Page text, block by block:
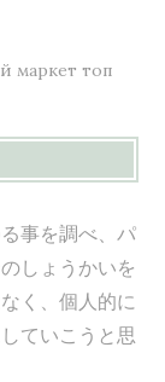
маркет топ
事を調べ、パ
しょうかいを
く、個人的に
ていこうと思